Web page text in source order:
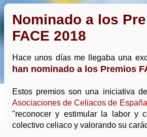
Nominado a los
FACE 2018
Hace unos días me llegaba una
han nominado a los Premios
Estos premios son una iniciativa
Asociaciones de Celiacos de España
"reconocer y estimular la labor y
colectivo celiaco y valorando su